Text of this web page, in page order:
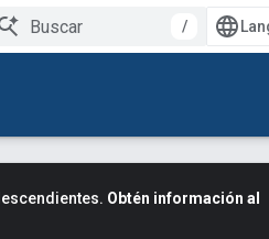
/
Obtén información al